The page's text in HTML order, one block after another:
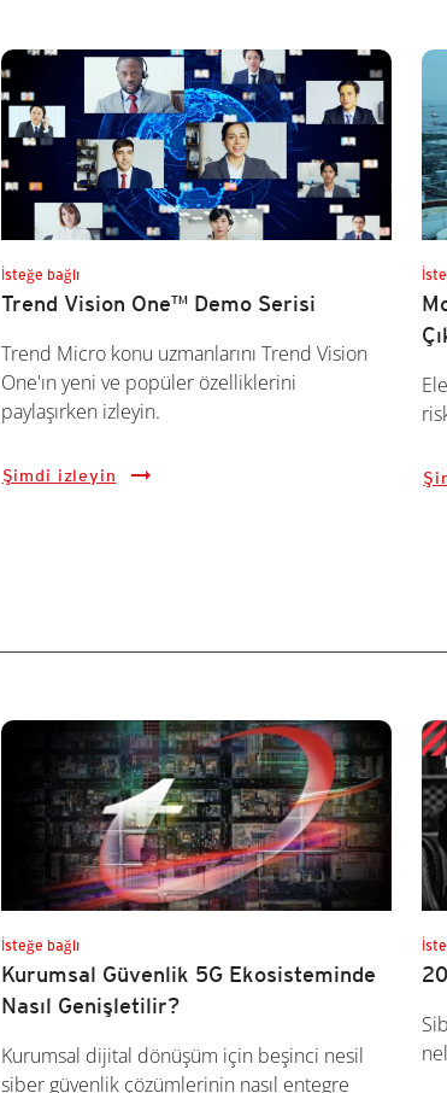
İsteğe bağlı
Trend Vision One™ Demo Serisi
Trend Micro konu uzmanlarını Trend Vision
One'ın yeni ve popüler özelliklerini
paylaşırken izleyin.
Şimdi izleyin
İsteğe bağlı
Kurumsal Güvenlik 5G Ekosisteminde
Nasıl Genişletilir?
Kurumsal dijital dönüşüm için beşinci nesil
siber güvenlik çözümlerinin nasıl entegre